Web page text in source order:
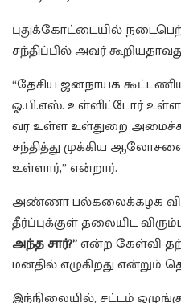
புதுக்கோட்டையில்
சந்திப்பில் அவர்
“தேசிய ஜனநாயக
ஓ.பி.எஸ். உள்ளிட்டோர்
வர உள்ள உள்துறை
சந்தித்து முக்கிய
உள்ளார்,” என்றார்.
அண்ணா பல்கலைக்கழக
தீர்ப்புக்குள் தலையிட
அந்த சார்?”என்ற கேள்வி
மனதில் எழுகிறது என்றும்
இந்நிலையில், சட்டம்